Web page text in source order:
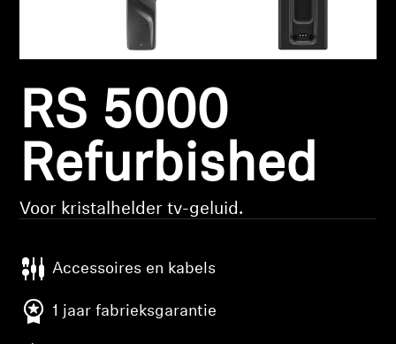
Koptelefoononderdelen en accessoires
Hearing
Gehoor per categorie
RS 5000
Refurbished
Voor kristalhelder tv-geluid.
Accessoires en kabels
1 jaar fabrieksgarantie